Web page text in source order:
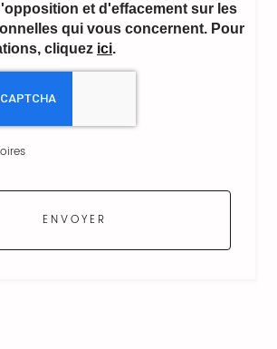
et d'effacement sur les
qui vous concernent. Pour
cliquez ici.